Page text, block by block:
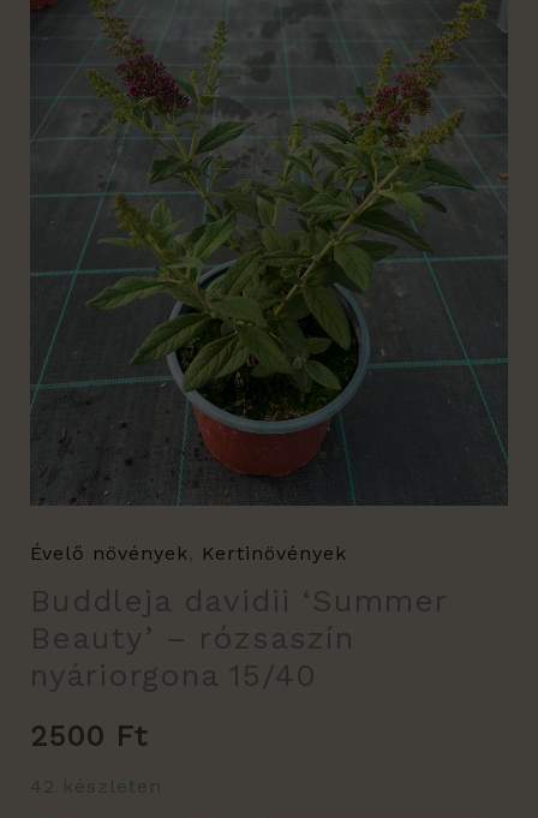
Évelő növények, Kertinövények
Buddleja davidii ‘Summer
Beauty’ – rózsaszín
nyáriorgona 15/40
2500 Ft
42 készleten
-
rózsaszín
nyáriorgona
15/40
mennyiség